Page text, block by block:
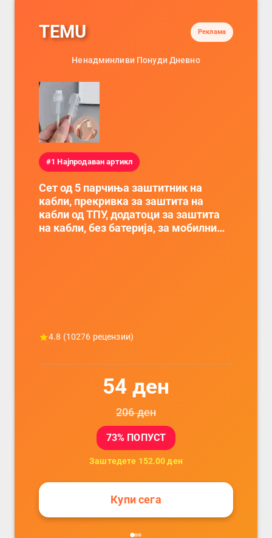
TEMU Реклама
Ненадминливи Понуди Дневно
#1 Најпродаван артикл
Сет од 5 парчиња заштитник на
кабли, прекривка за заштита на
кабли од ТПУ, додатоци за заштита
на кабли, без батерија, за мобилни
4.8 (10276 рецензии)
54 ден
206ден
73% ПОПУСТ
Заштедете 152.00 ден
Купи сега